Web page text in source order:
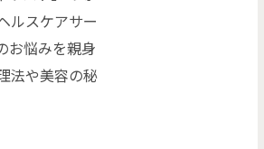
ルスケアサー
お悩みを親身
法や美容の秘